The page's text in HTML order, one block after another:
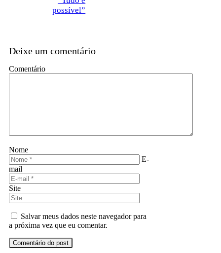
possível”
Deixe um comentário
Comentário
Nome
E-
mail
Site
Salvar meus dados neste navegador para
a próxima vez que eu comentar.